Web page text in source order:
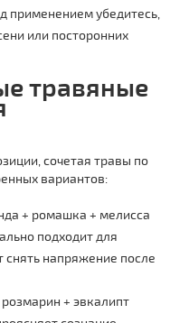
применением убедитесь,
или посторонних
травяные
сочетая травы по
вариантов:
+ ромашка + мелисса
подходит для
снять напряжение после
+ эвкалипт